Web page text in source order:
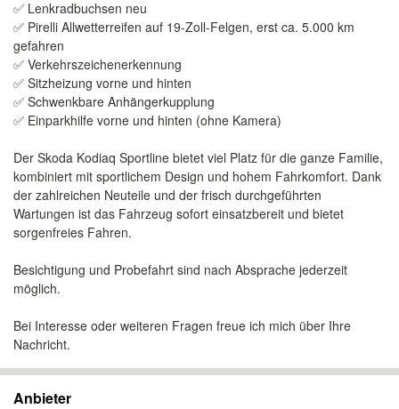
✅ Lenkradbuchsen neu
✅ Pirelli Allwetterreifen auf 19-Zoll-Felgen, erst ca. 5.000 km
gefahren
✅ Verkehrszeichenerkennung
✅ Sitzheizung vorne und hinten
✅ Schwenkbare Anhängerkupplung
✅ Einparkhilfe vorne und hinten (ohne Kamera)
Der Skoda Kodiaq Sportline bietet viel Platz für die ganze Familie,
kombiniert mit sportlichem Design und hohem Fahrkomfort. Dank
der zahlreichen Neuteile und der frisch durchgeführten
Wartungen ist das Fahrzeug sofort einsatzbereit und bietet
sorgenfreies Fahren.
Besichtigung und Probefahrt sind nach Absprache jederzeit
möglich.
Bei Interesse oder weiteren Fragen freue ich mich über Ihre
Nachricht.
Anbieter